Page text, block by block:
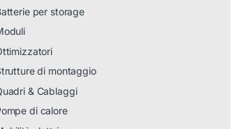
per storage
di montaggio
& Cablaggi
di calore